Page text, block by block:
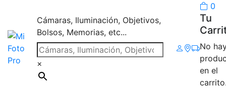
Cámaras, Iluminación, Objetivos,
Bolsos, Memorias, etc...
×
0
Tu
No
en el